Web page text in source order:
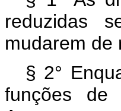
reduzidas
mudarem de
§ 2°
funções de